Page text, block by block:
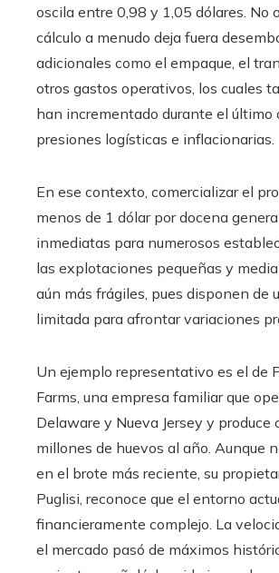
oscila entre 0,98 y 1,05 dólares. No
cálculo a menudo deja fuera
adicionales como el empaque, el
otros gastos operativos, los cuales
han incrementado durante el último
presiones logísticas e inflacionarias.
En ese contexto, comercializar el
menos de 1 dólar por docena
inmediatas para numerosos
las explotaciones pequeñas y
aún más frágiles, pues disponen de
limitada para afrontar variaciones
Un ejemplo representativo es el de
Farms, una empresa familiar que
Delaware y Nueva Jersey y produce
millones de huevos al año. Aunque
en el brote más reciente, su
Puglisi, reconoce que el entorno
financieramente complejo. La
el mercado pasó de máximos